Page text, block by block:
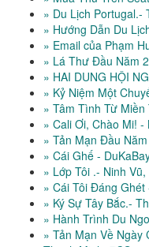
» Du Lịch Portugal.-
» Hướng Dẫn Du
» Email của Phạm
» Lá Thư Đầu Năm
» HAI DUNG HỘI
» Kỷ Niệm Một
» Tâm Tình Từ
» Cali Ơi, Chào Mi! -
» Tản Mạn Đầu
» Cái Ghế -
» Lớp Tôi .- Ninh Vũ,
» Cái Tôi Đáng
» Ký Sự Tây Bắc.-
» Hành Trình Du
» Tản Mạn Về Ngày